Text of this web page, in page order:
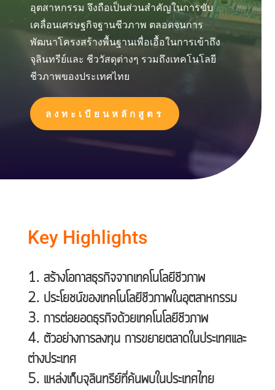
อุตสาหกรรม จึงถือเป็นส่วนสำคัญในการขับ
เคลื่อนเศรษฐกิจฐานชีวภาพ ตลอดจนการ
พัฒนาโครงสร้างพื้นฐานเพื่อเอื้อในการเข้าถึง
จุลินทรีย์และ ชีววัสดุต่างๆ รวมถึงเทคโนโลยี
ชีวภาพของประเทศไทย
ลงทะเบียนหลักสูตร
Key Highlights
สร้างโอกาสธุรกิจจากเทคโนโลยีชีวภาพ
ประโยชน์ของเทคโนโลยีชีวภาพในอุตสาหกรรม
การต่อยอดธุรกิจด้วยเทคโนโลยีชีวภาพ
ตัวอย่างการลงทุน การขยายตลาดในประเทศและ
ต่างประเทศ
แหล่งเก็บจุลินทรีย์ที่ค้นพบในประเทศไทย